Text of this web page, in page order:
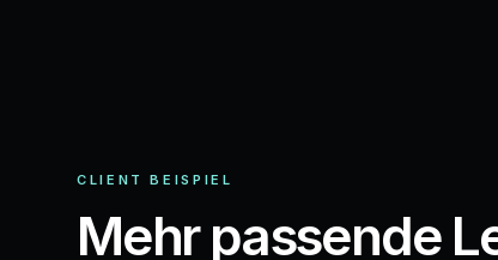
CLIENT BEISPIEL
Mehr passende